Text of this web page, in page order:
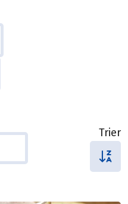
Trier